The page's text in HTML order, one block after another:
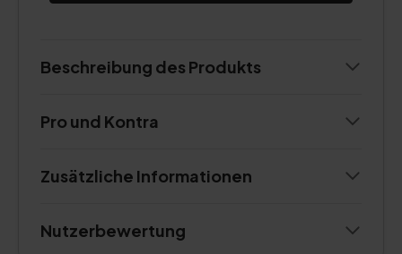
Beschreibung des Produkts
Pro und Kontra
Zusätzliche Informationen
Nutzerbewertung